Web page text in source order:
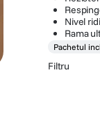
Nivel
Rama
Pachetul
Filtru